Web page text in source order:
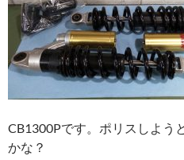
CB1300Pです。ポリスしよう
かな？